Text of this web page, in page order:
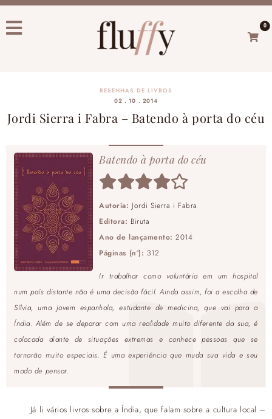
0
RESENHAS DE LIVROS
02 . 10 . 2014
Jordi Sierra i Fabra – Batendo à porta do céu
Batendo à porta do céu
Autoria: Jordi Sierra i Fabra
Editora: Biruta
Ano de lançamento: 2014
Páginas (nº): 312
Ir trabalhar como voluntária em um hospital
num país distante não é uma decisão fácil. Ainda assim, foi a escolha de
Sílvia, uma jovem espanhola, estudante de medicina, que vai para a
Índia. Além de se deparar com uma realidade muito diferente da sua, é
colocada diante de situações extremas e conhece pessoas que se
tornarão muito especiais. É uma experiência que muda sua vida e seu
modo de pensar.
Já li vários livros sobre a Índia, que falam sobre a cultura local –